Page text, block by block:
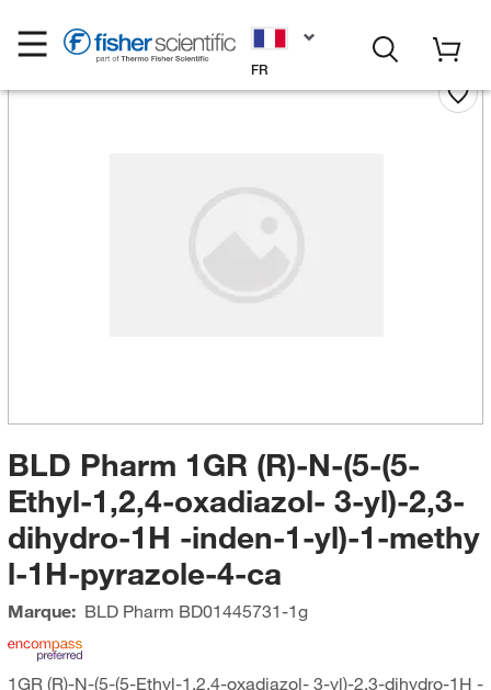
FR
BLD Pharm 1GR (R)-N-(5-(5-
Ethyl-1,2,4-oxadiazol- 3-yl)-2,3-
dihydro-1H -inden-1-yl)-1-methy
l-1H-pyrazole-4-ca
Marque: BLD Pharm BD01445731-1g
1GR (R)-N-(5-(5-Ethyl-1,2,4-oxadiazol- 3-yl)-2,3-dihydro-1H -